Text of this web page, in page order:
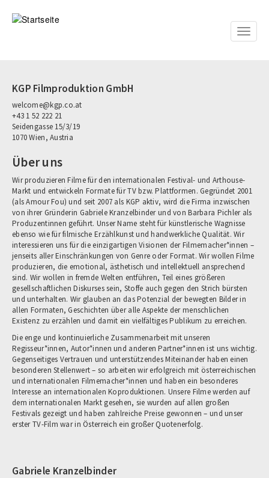
zum
Toggle
KGP Filmproduktion GmbH
welcome@kgp.co.at
+43 1 52 222 21
Seidengasse 15/3/19
1070 Wien, Austria
Über uns
Wir produzieren Filme für den internationalen Festival- und Arthouse-
Markt und entwickeln Formate für TV bzw. Plattformen. Gegründet 2001
(als Amour Fou) und seit 2007 als KGP aktiv, wird die Firma inzwischen
von ihrer Gründerin Gabriele Kranzelbinder und von Barbara Pichler als
Produzentinnen geführt. Unser Name steht für künstlerische Wagnisse
ebenso wie für filmische Erzählkunst und handwerkliche Qualität. Wir
interessieren uns für die einzigartigen Visionen der Filmemacher*innen –
jenseits aller Einschränkungen von Genre oder Format. Wir wollen Filme
produzieren, die emotional, ästhetisch und intellektuell ansprechend
sind. Wir wollen in fremde Welten entführen, Teil eines größeren
gesellschaftlichen Diskurses sein, Stoffe auch gegen den Strich bürsten
und unterhalten. Wir glauben an das Potenzial der bewegten Bilder in
allen Formaten, Geschichten über alle Aspekte der menschlichen
Existenz zu erzählen und damit ein vielfältiges Publikum zu erreichen.
Die enge und kontinuierliche Zusammenarbeit mit unseren
Regisseur*innen, Autor*innen und anderen Partner*innen ist uns wichtig.
Gegenseitiges Vertrauen und unterstützendes Miteinander haben einen
besonderen Stellenwert – so arbeiten wir erfolgreich mit österreichischen
und internationalen Filmemacher*innen und haben ein besonderes
Interesse an internationalen Koproduktionen. Unsere Filme werden auf
dem internationalen Markt gesehen, sie wurden auf allen großen
Festivals gezeigt und haben zahlreiche Preise gewonnen – und unser
erster TV-Film war in Österreich ein großer Quotenerfolg.
Gabriele Kranzelbinder